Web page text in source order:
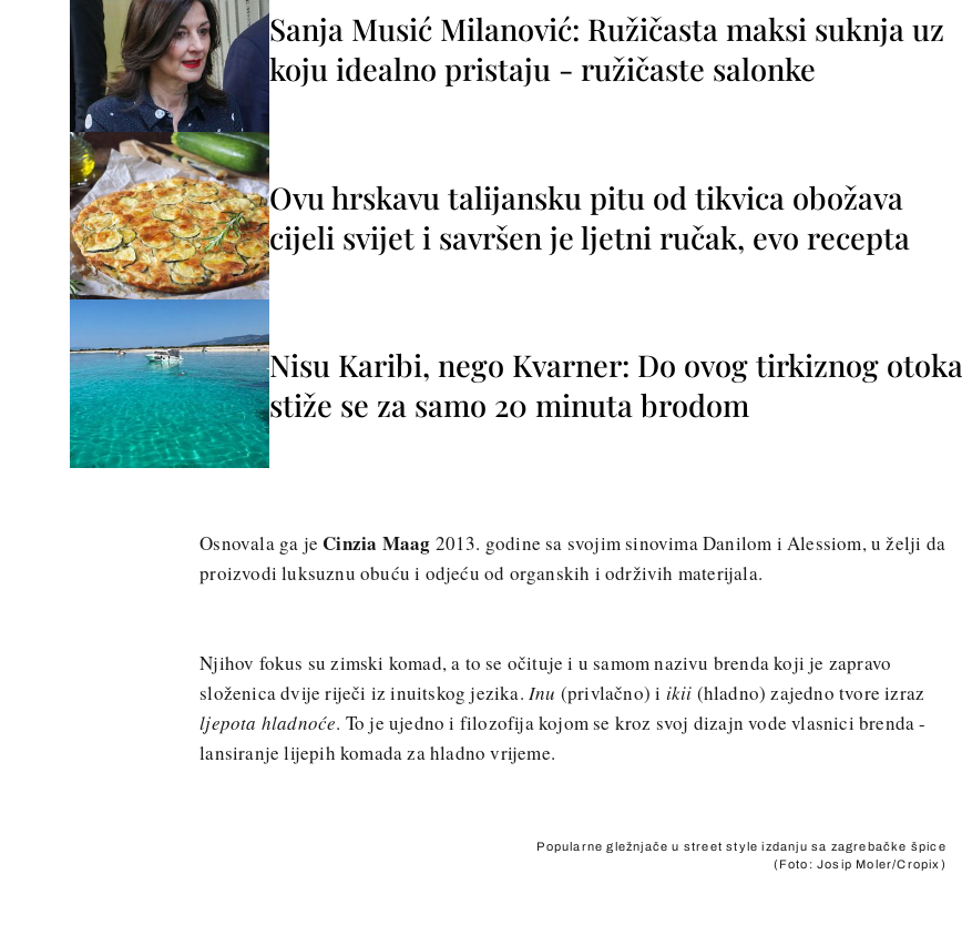
Sanja Musić Milanović: Ružičasta maksi suknja uz
koju idealno pristaju - ružičaste salonke
Ovu hrskavu talijansku pitu od tikvica obožava
cijeli svijet i savršen je ljetni ručak, evo recepta
Nisu Karibi, nego Kvarner: Do ovog tirkiznog otoka
stiže se za samo 20 minuta brodom
Osnovala ga je Cinzia Maag 2013. godine sa svojim sinovima Danilom i Alessiom, u želji da
proizvodi luksuznu obuću i odjeću od organskih i održivih materijala.
Njihov fokus su zimski komad, a to se očituje i u samom nazivu brenda koji je zapravo
složenica dvije riječi iz inuitskog jezika. Inu (privlačno) i ikii (hladno) zajedno tvore izraz
ljepota hladnoće. To je ujedno i filozofija kojom se kroz svoj dizajn vode vlasnici brenda -
lansiranje lijepih komada za hladno vrijeme.
Popularne gležnjače u street style izdanju sa zagrebačke špice
(Foto: Josip Moler/Cropix)